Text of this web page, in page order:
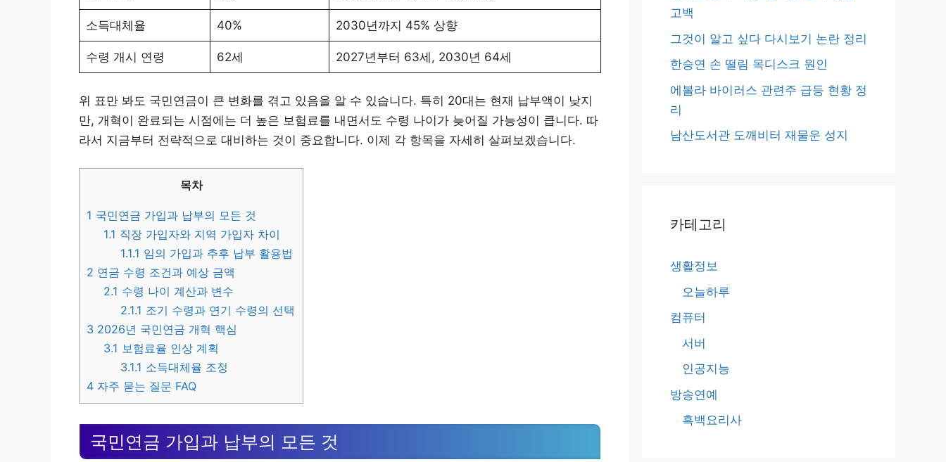
소득대체율 40% 2030년까지 45% 상향
수령 개시 연령 62세 2027년부터 63세, 2030년 64세
위 표만 봐도 국민연금이 큰 변화를 겪고 있음을 알 수 있습니다. 특히 20대는 현재 납부액이 낮지
만, 개혁이 완료되는 시점에는 더 높은 보험료를 내면서도 수령 나이가 늦어질 가능성이 큽니다. 따
라서 지금부터 전략적으로 대비하는 것이 중요합니다. 이제 각 항목을 자세히 살펴보겠습니다.
목차
1 국민연금 가입과 납부의 모든 것
1.1 직장 가입자와 지역 가입자 차이
1.1.1 임의 가입과 추후 납부 활용법
2 연금 수령 조건과 예상 금액
2.1 수령 나이 계산과 변수
2.1.1 조기 수령과 연기 수령의 선택
3 2026년 국민연금 개혁 핵심
3.1 보험료율 인상 계획
3.1.1 소득대체율 조정
4 자주 묻는 질문 FAQ
국민연금 가입과 납부의 모든 것
고백
그것이 알고 싶다 다시보기 논란 정리
한승연 손 떨림 목디스크 원인
에볼라 바이러스 관련주 급등 현황 정
리
남산도서관 도깨비터 재물운 성지
카테고리
생활정보
오늘하루
컴퓨터
서버
인공지능
방송연예
흑백요리사